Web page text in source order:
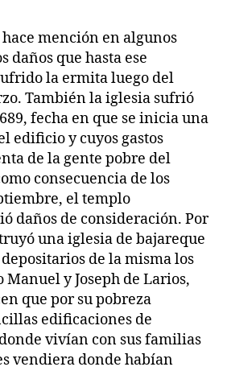
hace mención en algunos
daños que hasta ese
la ermita luego del
También la iglesia sufrió
fecha en que se inicia una
edificio y cuyos gastos
de la gente pobre del
consecuencia de los
el templo
daños de consideración. Por
una iglesia de bajareque
de la misma los
Manuel y Joseph de Larios,
que por su pobreza
edificaciones de
vivían con sus familias
vendiera donde habían